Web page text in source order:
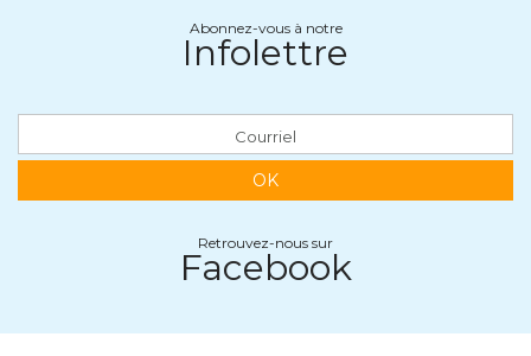
Abonnez-vous à notre
Infolettre
OK
Retrouvez-nous sur
Facebook